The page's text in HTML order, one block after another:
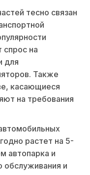
тесно связан
спрос на
для
Также
касающиеся
на требования
растет на 5-
автопарка и
обслуживания и